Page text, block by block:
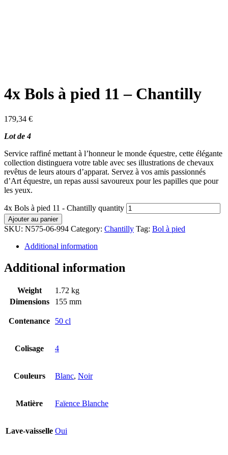
4x Bols à pied 11 – Chantilly
179,34 €
Lot de 4
Service raffiné mettant à l’honneur le monde équestre, cette élégante
collection distinguera votre table avec ses illustrations de chevaux
revêtus de leurs atours d’apparat. Servez à vos amis passionnés
d’Art équestre, un repas aussi savoureux pour les papilles que pour
les yeux.
4x Bols à pied 11 - Chantilly quantity
Ajouter au panier
SKU: N575-06-994 Category: Chantilly Tag: Bol à pied
Additional information
Additional information
Weight
1.72 kg
Dimensions
155 mm
Contenance 50 cl
Colisage 4
Couleurs Blanc, Noir
Matière Faïence Blanche
Lave-vaisselle Oui